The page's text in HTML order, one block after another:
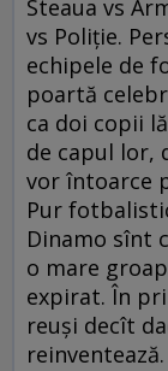
Steaua vs
vs Poliţie.
echipele de
poartă
ca doi copii
de capul lor,
vor întoarce
Pur
Dinamo sînt
o mare
expirat. În
reuşi decît
reinventează.